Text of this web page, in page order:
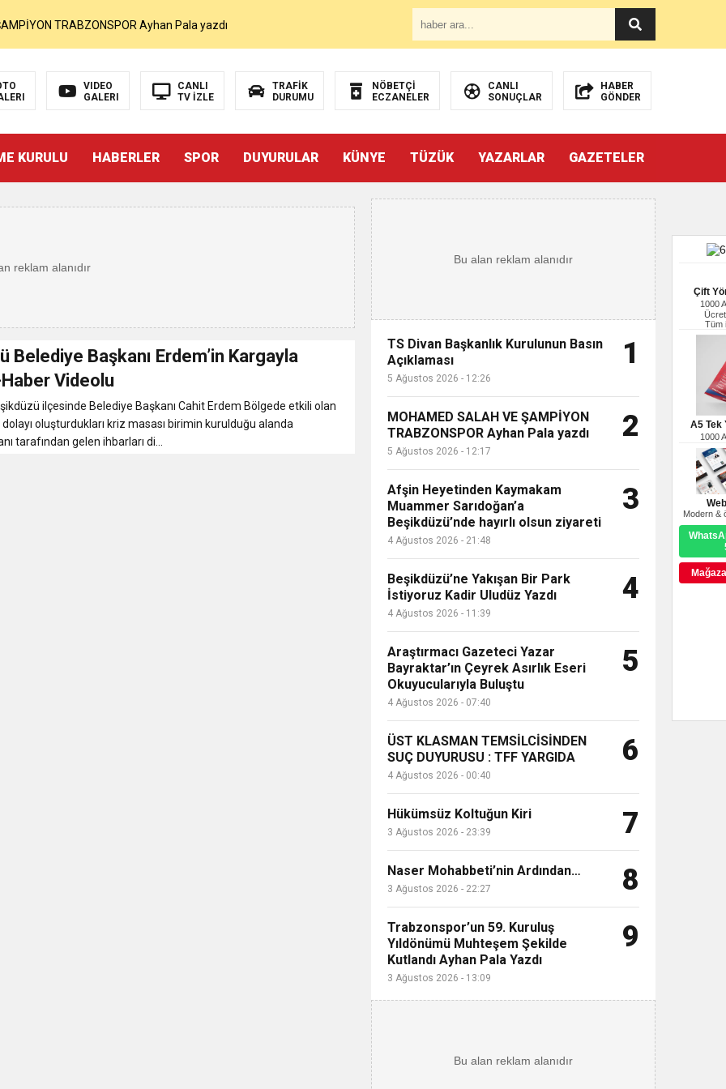
Çift
1000
Tüm
A5 Tek
1000
Modern &
MOHAMED SALAH VE ŞAMPİYON TRABZONSPOR Ayhan Pala yazdı
Muammer Sarıdoğan’a Beşikdüzü’nde hayırlı olsun ziyareti
Yıldönümü Muhteşem Şekilde Kutlandı Ayhan Pala Yazdı
Ayağa Kalkamaz!
VIDEO
GALERI
CANLI
TV İZLE
TRAFİK
DURUMU
NÖBETÇİ
ECZANELER
CANLI
SONUÇLAR
HABER
GÖNDER
KURULU HABERLER SPOR DUYURULAR KÜNYE TÜZÜK YAZARLAR GAZETELER
Belediye Başkanı Erdem’in Kargayla
Videolu
ilçesinde Belediye Başkanı Cahit Erdem Bölgede etkili olan
dolayı oluşturdukları kriz masası birimin kurulduğu alanda
tarafından gelen ihbarları di...
TS Divan Başkanlık Kurulunun Basın
Açıklaması
5 Ağustos 2026 - 12:26
1
MOHAMED SALAH VE ŞAMPİYON
TRABZONSPOR Ayhan Pala yazdı
5 Ağustos 2026 - 12:17
2
Afşin Heyetinden Kaymakam
Muammer Sarıdoğan’a
Beşikdüzü’nde hayırlı olsun ziyareti
4 Ağustos 2026 - 21:48
3
Beşikdüzü’ne Yakışan Bir Park
İstiyoruz Kadir Uludüz Yazdı
4 Ağustos 2026 - 11:39
4
Araştırmacı Gazeteci Yazar
Bayraktar’ın Çeyrek Asırlık Eseri
Okuyucularıyla Buluştu
4 Ağustos 2026 - 07:40
5
ÜST KLASMAN TEMSİLCİSİNDEN
SUÇ DUYURUSU : TFF YARGIDA
4 Ağustos 2026 - 00:40
6
Hükümsüz Koltuğun Kiri
3 Ağustos 2026 - 23:39 7
Naser Mohabbeti’nin Ardından…
3 Ağustos 2026 - 22:27 8
Trabzonspor’un 59. Kuruluş
Yıldönümü Muhteşem Şekilde
Kutlandı Ayhan Pala Yazdı
3 Ağustos 2026 - 13:09
9